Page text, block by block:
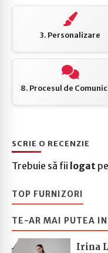
3. Personalizare
8. Procesul de
SCRIE O RECENZIE
Trebuie să fii logat
TOP FURNIZORI
TE-AR MAI PUTEA
Irina